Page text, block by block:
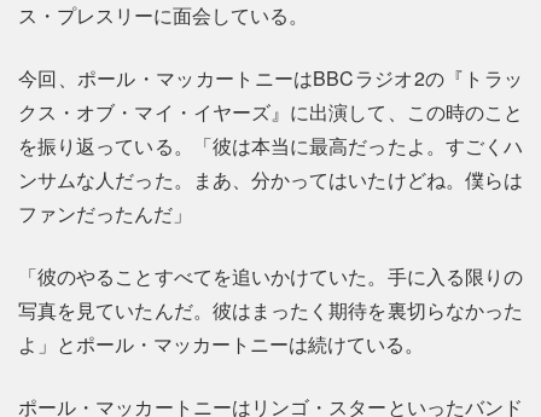
ス・プレスリーに面会している。
今回、ポール・マッカートニーはBBCラジオ2の『トラッ
クス・オブ・マイ・イヤーズ』に出演して、この時のこと
を振り返っている。「彼は本当に最高だったよ。すごくハ
ンサムな人だった。まあ、分かってはいたけどね。僕らは
ファンだったんだ」
「彼のやることすべてを追いかけていた。手に入る限りの
写真を見ていたんだ。彼はまったく期待を裏切らなかった
よ」とポール・マッカートニーは続けている。
ポール・マッカートニーはリンゴ・スターといったバンド